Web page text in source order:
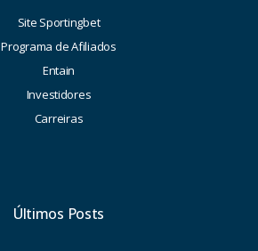
Site Sportingbet
Programa de Afiliados
Entain
Investidores
Carreiras
Últimos Posts